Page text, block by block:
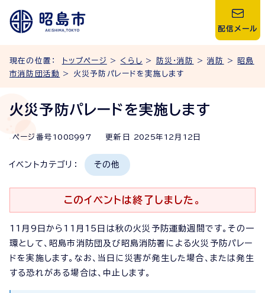
配信メール
現在の位置： トップページ > くらし > 防災・消防 >消防 >
昭島
市消防団活動
> 火災予防パレードを実施します
火災予防パレードを実施します
ページ番号 1008997 更新日 2025年 12 月 12 日
イベントカテゴリ： その他
このイベントは終了しました。
11月9日から11月15日は秋の火災予防運動週間です。その一
環として、昭島市消防団及び昭島消防署による火災予防パレー
ドを実施します。なお、当日に災害が発生した場合、または発生
する恐れがある場合は、中止します。